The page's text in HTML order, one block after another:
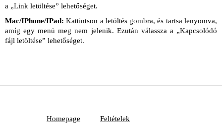
a „Link letöltése” lehetőséget.
Mac/IPhone/IPad: Kattintson a letöltés gombra, és tartsa lenyomva,
amíg egy menü meg nem jelenik. Ezután válassza a „Kapcsolódó
fájl letöltése” lehetőséget.
Homepage Feltételek